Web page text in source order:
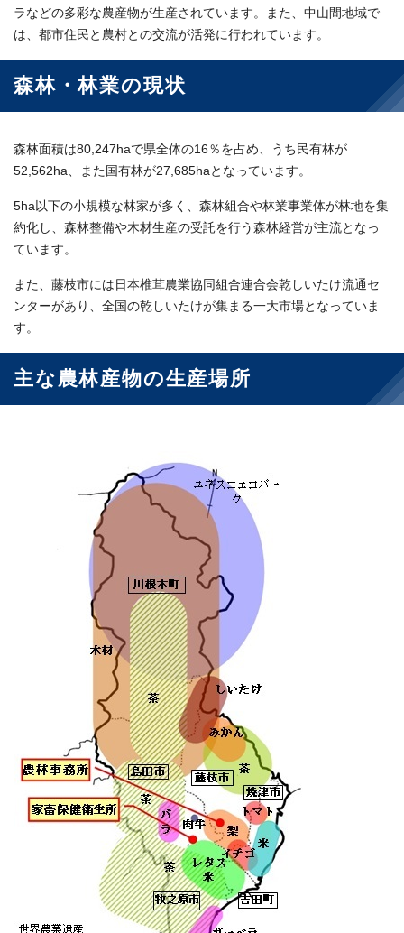
ラなどの多彩な農産物が生産されています。また、中山間地域で
は、都市住民と農村との交流が活発に行われています。
森林・林業の現状
森林面積は80,247haで県全体の16％を占め、うち民有林が
52,562ha、また国有林が27,685haとなっています。
5ha以下の小規模な林家が多く、森林組合や林業事業体が林地を集
約化し、森林整備や木材生産の受託を行う森林経営が主流となっ
ています。
また、藤枝市には日本椎茸農業協同組合連合会乾しいたけ流通セ
ンターがあり、全国の乾しいたけが集まる一大市場となっていま
す。
主な農林産物の生産場所